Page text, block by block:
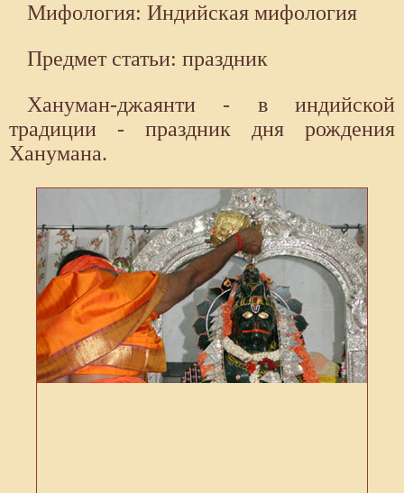
Мифология: Индийская мифология
Предмет статьи: праздник
Хануман-джаянти - в индийской
традиции - праздник дня рождения
Ханумана.